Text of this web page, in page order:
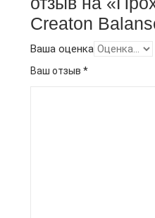
Creaton
Ваша оценка
Ваш отзыв *